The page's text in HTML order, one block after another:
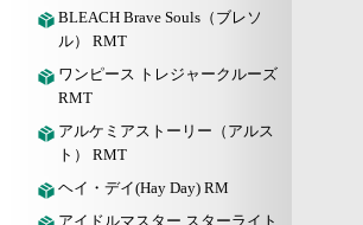
BLEACH Brave Souls（ブレソ
ル） RMT
ワンピース トレジャークルーズ
RMT
アルケミアストーリー（アルス
ト） RMT
ヘイ・デイ(Hay Day) RM
アイドルマスター スターライト